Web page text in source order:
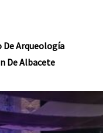
De Arqueología
De Albacete